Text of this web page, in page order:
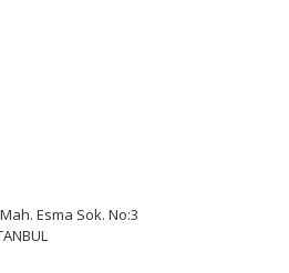
Esma Sok. No:3